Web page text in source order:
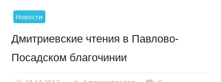
Новости
Дмитриевские чтения в Павлово-
Посадском благочинии